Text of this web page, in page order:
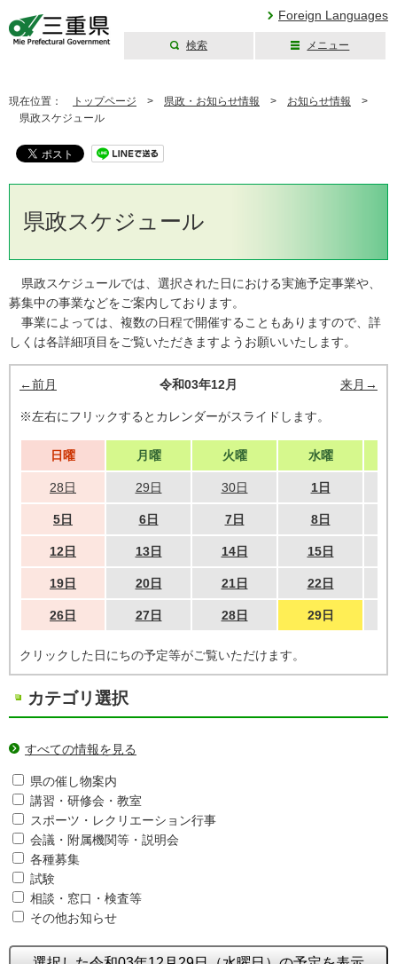
Foreign Languages
検索 メニュー
現在位置： トップページ > 県政・お知らせ情報 > お知らせ情報 >
県政スケジュール
県政スケジュール
県政スケジュールでは、選択された日における実施予定事業や、
募集中の事業などをご案内しております。
事業によっては、複数の日程で開催することもありますので、詳
しくは各詳細項目をご覧いただきますようお願いいたします。
←前月 令和03年12月 来月→
※左右にフリックするとカレンダーがスライドします。
日曜 月曜 火曜 水曜
28日 29日 30日 1日
5日 6日 7日 8日
12日 13日 14日 15日
19日 20日 21日 22日
26日 27日 28日 29日
クリックした日にちの予定等がご覧いただけます。
カテゴリ選択
すべての情報を見る
県の催し物案内
講習・研修会・教室
スポーツ・レクリエーション行事
会議・附属機関等・説明会
各種募集
試験
相談・窓口・検査等
その他お知らせ